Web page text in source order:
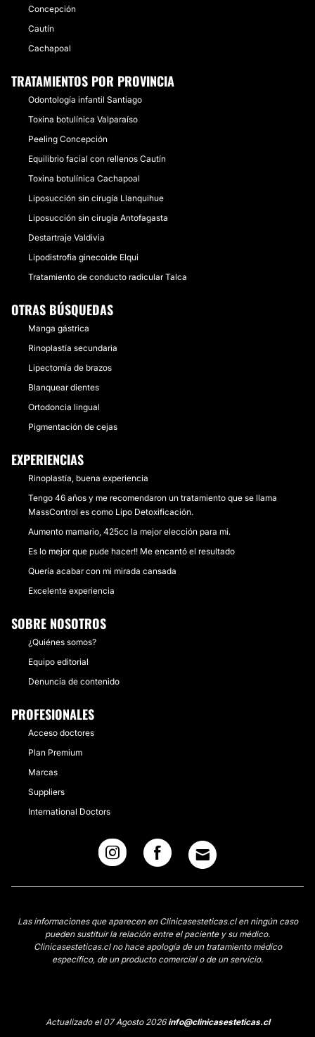
Concepción
Cautín
Cachapoal
TRATAMIENTOS POR PROVINCIA
Odontología infantil Santiago
Toxina botulínica Valparaíso
Peeling Concepción
Equilibrio facial con rellenos Cautín
Toxina botulínica Cachapoal
Liposucción sin cirugía Llanquihue
Liposucción sin cirugía Antofagasta
Destartraje Valdivia
Lipodistrofia ginecoide Elqui
Tratamiento de conducto radicular Talca
OTRAS BÚSQUEDAS
Manga gástrica
Rinoplastía secundaria
Lipectomía de brazos
Blanquear dientes
Ortodoncia lingual
Pigmentación de cejas
EXPERIENCIAS
Rinoplastía, buena experiencia
Tengo 46 años y me recomendaron un tratamiento que se llama
MassControl es como Lipo Detoxificación.
Aumento mamario, 425cc la mejor elección para mi.
Es lo mejor que pude hacer!! Me encantó el resultado
Quería acabar con mi mirada cansada
Excelente experiencia
SOBRE NOSOTROS
¿Quiénes somos?
Equipo editorial
Denuncia de contenido
PROFESIONALES
Acceso doctores
Plan Premium
Marcas
Suppliers
International Doctors
Las informaciones que aparecen en Clinicasesteticas.cl en ningún caso
pueden sustituir la relación entre el paciente y su médico.
Clinicasesteticas.cl no hace apología de un tratamiento médico
específico, de un producto comercial o de un servicio.
Actualizado el 07 Agosto 2026info@clinicasesteticas.cl